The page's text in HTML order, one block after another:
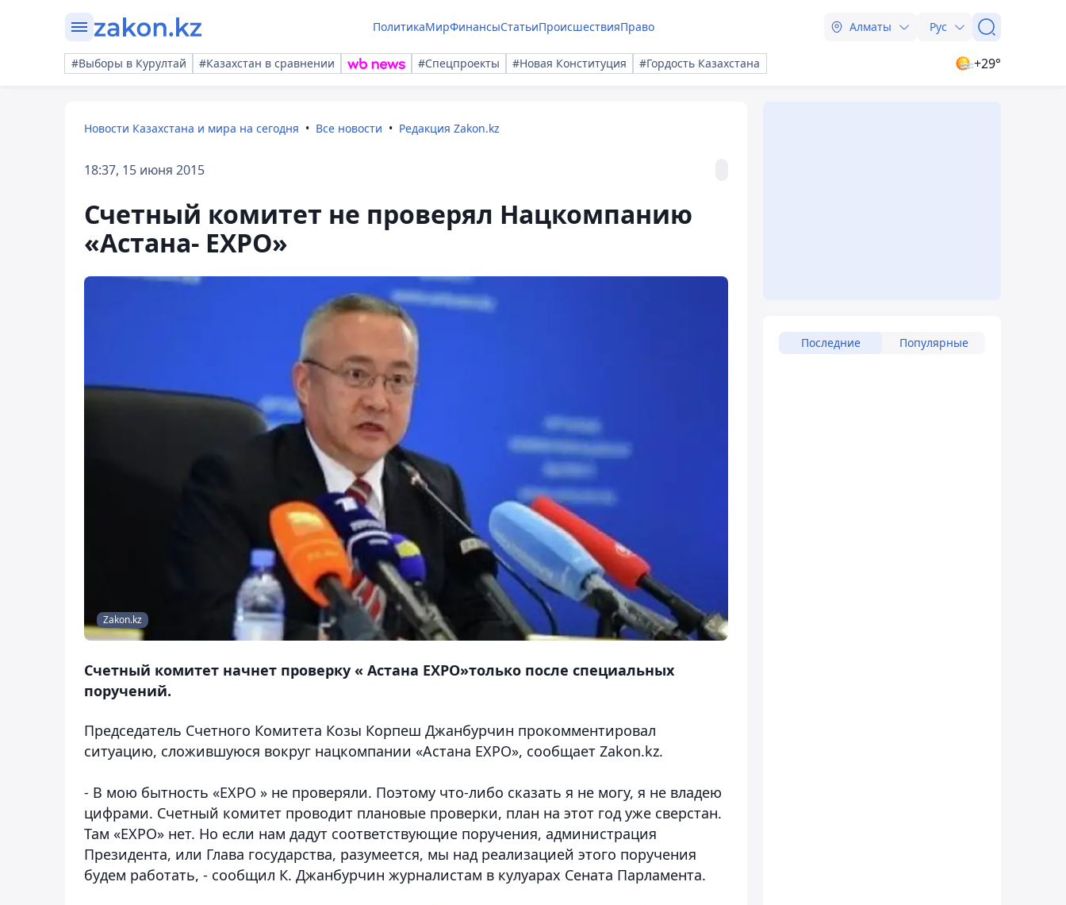
ПолитикаМирФинансыСтатьиПроисшествияПраво Алматы Рус
#Выборы в Курултай #Казахстан в сравнении #Спецпроекты #Новая Конституция #Гордость Казахстана +29°
Новости Казахстана и мира на сегодня Все новости Редакция Zakon.kz
18:37, 15 июня 2015
Счетный комитет не проверял Нацкомпанию
«Астана- EXPO»
Zakon.kz
Счетный комитет начнет проверку « Астана EXPO»только после специальных
поручений.
Председатель Счетного Комитета Козы Корпеш Джанбурчин прокомментировал
ситуацию, сложившуюся вокруг нацкомпании «Астана EXPO», сообщает Zakon.kz.
- В мою бытность «EXPO » не проверяли. Поэтому что-либо сказать я не могу, я не владею
цифрами. Счетный комитет проводит плановые проверки, план на этот год уже сверстан.
Там «EXPO» нет. Но если нам дадут соответствующие поручения, администрация
Президента, или Глава государства, разумеется, мы над реализацией этого поручения
будем работать, - сообщил К. Джанбурчин журналистам в кулуарах Сената Парламента.
Последние Популярные